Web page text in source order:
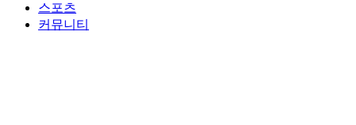
스포츠
커뮤니티